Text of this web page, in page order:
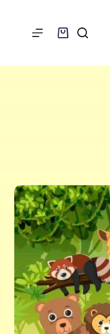
عربة